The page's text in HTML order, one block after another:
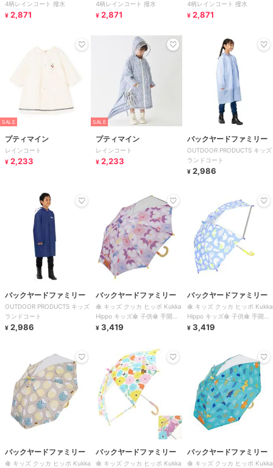
4柄レインコート 撥水
¥ 2,871
4柄レインコート 撥水
¥ 2,871
4柄レインコート 撥水
¥ 2,871
SALE
プティマイン
レインコート
¥ 2,233
SALE
プティマイン
レインコート
¥ 2,233
バックヤードファミリー
OUTDOOR PRODUCTS キッズ
ランドコート
¥ 2,986
バックヤードファミリー
OUTDOOR PRODUCTS キッズ
ランドコート
¥ 2,986
バックヤードファミリー
傘 キッズ クッカ ヒッポ Kukka
Hippo キッズ傘 子供傘 手開き
こども 男の子 通販
¥ 3,419
バックヤードファミリー
傘 キッズ クッカ ヒッポ Kukka
Hippo キッズ傘 子供傘 手開き
こども 男の子 通販
¥ 3,419
バックヤードファミリー
傘 キッズ クッカ ヒッポ Kukka
バックヤードファミリー
傘 キッズ クッカ ヒッポ Kukka
バックヤードファミリー
傘 キッズ クッカ ヒッポ Kukka